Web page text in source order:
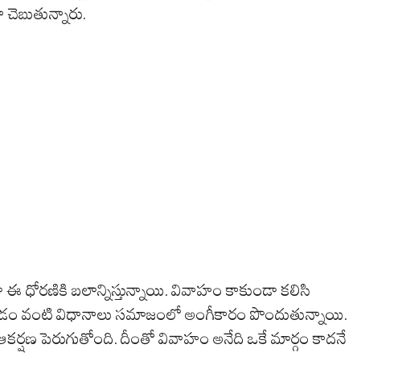
ఈ ధోరణికి బలాన్నిస్తున్నాయి. వివాహం కాకుండా కలిసి
వంటి విధానాలు సమాజంలో అంగీకారం పొందుతున్నాయి.
ఆకర్షణ పెరుగుతోంది. దీంతో వివాహం అనేది ఒకే మార్గం కాదనే